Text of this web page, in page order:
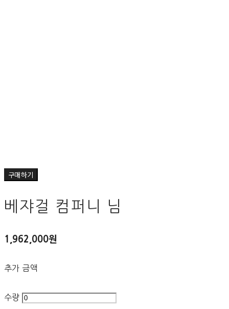
구매하기
베쟈걸 컴퍼니 님
1,962,000원
추가 금액
수량